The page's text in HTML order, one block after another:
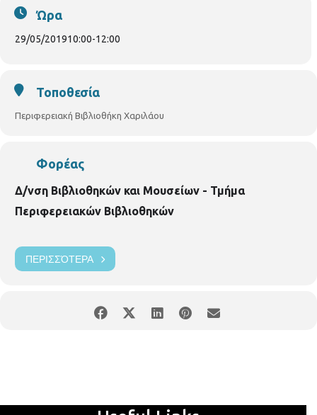
324666
https://thessaloniki.gr/locations/βιβλιοθήκη-χαριλάου/
Ώρα
29/05/201910:00-12:00
Τοποθεσία
Περιφερειακή Βιβλιοθήκη Χαριλάου
Φορέας
Δ/νση Βιβλιοθηκών και Μουσείων - Τμήμα
Περιφερειακών Βιβλιοθηκών
ΠΕΡΙΣΣΌΤΕΡΑ